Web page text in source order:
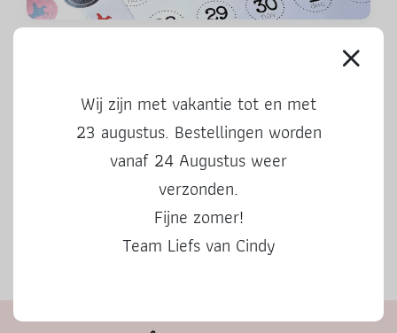
Wij zijn met vakantie tot en met
23 augustus. Bestellingen worden
vanaf 24 Augustus weer
verzonden.
Fijne zomer!
Team Liefs van Cindy